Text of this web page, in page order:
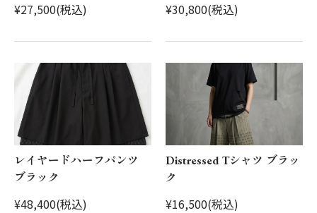
¥27,500(税込) ¥30,800(税込)
レイヤードハーフパンツ
ブラック
¥48,400(税込)
Distressed Tシャツ ブラッ
ク
¥16,500(税込)